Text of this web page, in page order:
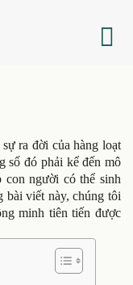
ra đời của hàng loạt
số đó phải kể đến mô
người có thể sinh
bài viết này, chúng tôi
minh tiên tiến được